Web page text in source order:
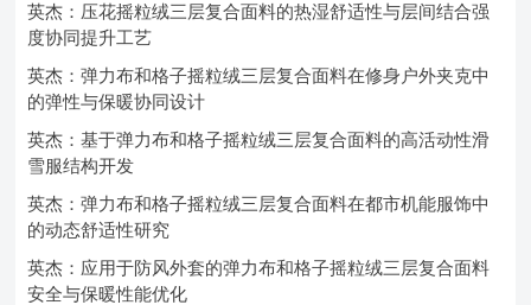
英杰：压花摇粒绒三层复合面料的热湿舒适性与层间结合强
度协同提升工艺
英杰：弹力布和格子摇粒绒三层复合面料在修身户外夹克中
的弹性与保暖协同设计
英杰：基于弹力布和格子摇粒绒三层复合面料的高活动性滑
雪服结构开发
英杰：弹力布和格子摇粒绒三层复合面料在都市机能服饰中
的动态舒适性研究
英杰：应用于防风外套的弹力布和格子摇粒绒三层复合面料
安全与保暖性能优化